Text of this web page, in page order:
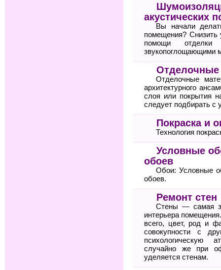
акустических
Вы начали
помещения? Снизить
помощи
звукопоглощающими
Отделочные
архитектурного
слоя или покрытия
следует подбирать с
Покраска и
Технология
Условные
обоев
Обои: Условные
обоев.
Ремонт стен
Стены — самая
интерьера
всего, цвет, род и
совокупности с
психологическую
случайно же при
уделяется стенам.